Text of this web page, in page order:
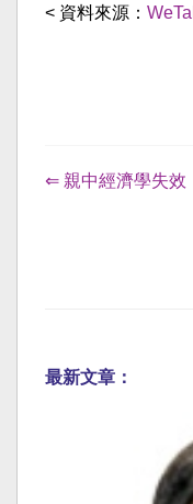
< 資料來源：
⇐ 親中經濟學失效
最新文章：